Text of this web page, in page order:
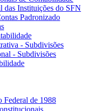
Instituições do SFN
Padronizado
- Subdivisões
- Subdivisões
Federal de 1988